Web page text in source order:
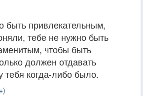
быть привлекательным,
тебе не нужно быть
чтобы быть
должен отдавать
тебя когда-либо было.